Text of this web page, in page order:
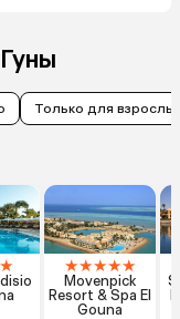
Только для
★ ★★★★★
Movenpick
Resort & Spa El
Gouna